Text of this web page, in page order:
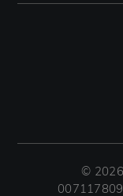
© 2026